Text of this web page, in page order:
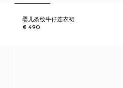
婴儿条纹牛仔连衣裙
€ 490